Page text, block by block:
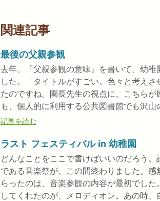
関連記事
最後の父親参観
去年、『父親参観の意味』を書いて、幼
した。「タイトルがすごい。色々と考え
たのですね。園長先生の視点に、こちら
も、個人的に利用する公共図書館でも沢山
記事を読む
ラスト フェスティバル in 幼稚園
どんなことをここで書けばいいのだろう
である音楽祭が、この間終わりました。
らったのは、音楽参観の内容が最初でし
してくれたのが、メロディオン。あの時、